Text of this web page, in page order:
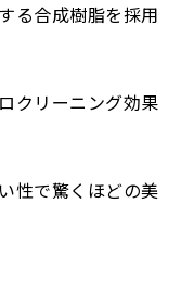
る合成樹脂を採用
クリーニング効果
性で驚くほどの美